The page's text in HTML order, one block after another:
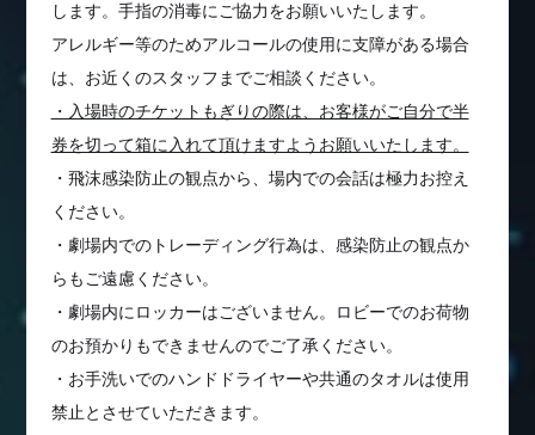
します。手指の消毒にご協力をお願いいたします。
アレルギー等のためアルコールの使用に支障がある場合
は、お近くのスタッフまでご相談ください。
・入場時のチケットもぎりの際は、お客様がご自分で半
券を切って箱に入れて頂けますようお願いいたします。
・飛沫感染防止の観点から、場内での会話は極力お控え
ください。
・劇場内でのトレーディング行為は、感染防止の観点か
らもご遠慮ください。
・劇場内にロッカーはございません。ロビーでのお荷物
のお預かりもできませんのでご了承ください。
・お手洗いでのハンドドライヤーや共通のタオルは使用
禁止とさせていただきます。